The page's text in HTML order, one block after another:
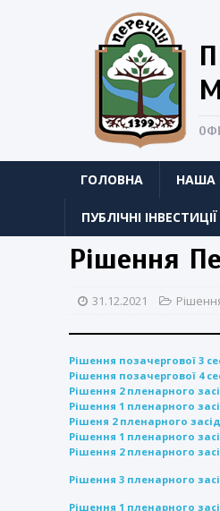
ГОЛОВНА НАША
ПУБЛІЧНІ ІНВЕСТИЦІЇ
Рішення
31.12.2021
Рішення позачергової 3
Рішення позачергової 4
Рішення 2 пленарного
Рішення 1 пленарного
Рішеня 2 пленарного
Рішення 1 пленарного
Рішення 2 пленарного
Рішення 3 пленарного
Рішення 1 пленарного